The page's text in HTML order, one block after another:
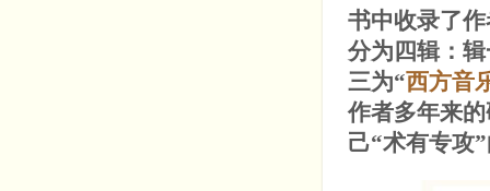
书中收录了
分为四辑：
三为“西方音
作者多年来
己“术有专攻